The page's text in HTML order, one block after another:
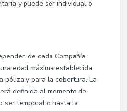
y puede ser individual o
de cada Compañía
edad máxima establecida
póliza y para la cobertura. La
definida al momento de
ser temporal o hasta la